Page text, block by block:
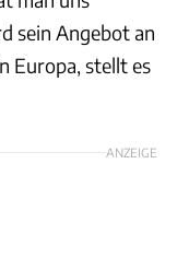
sein Angebot an
Europa, stellt es
ANZEIGE